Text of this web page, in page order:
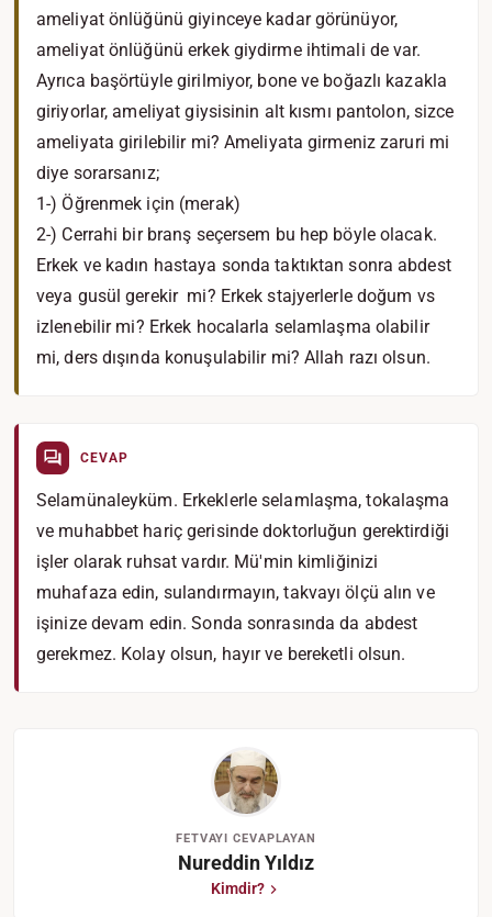
ameliyat önlüğünü giyinceye kadar görünüyor,
ameliyat önlüğünü erkek giydirme ihtimali de var.
Ayrıca başörtüyle girilmiyor, bone ve boğazlı kazakla
giriyorlar, ameliyat giysisinin alt kısmı pantolon, sizce
ameliyata girilebilir mi? Ameliyata girmeniz zaruri mi
diye sorarsanız;
1-) Öğrenmek için (merak)
2-) Cerrahi bir branş seçersem bu hep böyle olacak.
Erkek ve kadın hastaya sonda taktıktan sonra abdest
veya gusül gerekir mi? Erkek stajyerlerle doğum vs
izlenebilir mi? Erkek hocalarla selamlaşma olabilir
mi, ders dışında konuşulabilir mi? Allah razı olsun.
CEVAP
Selamünaleyküm. Erkeklerle selamlaşma, tokalaşma
ve muhabbet hariç gerisinde doktorluğun gerektirdiği
işler olarak ruhsat vardır. Mü'min kimliğinizi
muhafaza edin, sulandırmayın, takvayı ölçü alın ve
işinize devam edin. Sonda sonrasında da abdest
gerekmez. Kolay olsun, hayır ve bereketli olsun.
FETVAYI CEVAPLAYAN
Nureddin Yıldız
Kimdir?